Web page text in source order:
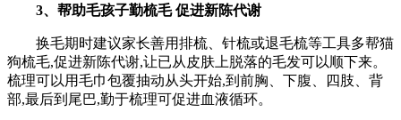
3、帮助毛孩子勤梳毛 促进新陈代谢
换毛期时建议家长善用排梳、针梳或退毛梳等工具多帮猫
狗梳毛,促进新陈代谢,让已从皮肤上脱落的毛发可以顺下来。
梳理可以用毛巾包覆抽动从头开始,到前胸、下腹、四肢、背
部,最后到尾巴,勤于梳理可促进血液循环。